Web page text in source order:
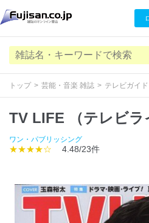
トップ 芸能・音楽 雑誌 テレビガイ
TV LIFE （テレビラ
ワン・パブリッシング
★★★★☆ 4.48/23件